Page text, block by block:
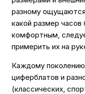
разному ощущаются
какой размер часов
комфортным,
примерить их на
Каждому
циферблатов и
(классических,